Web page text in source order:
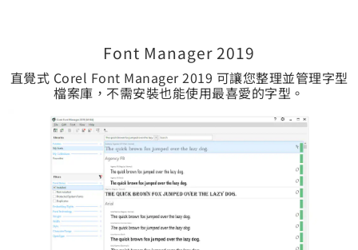
Font Manager 2019
直覺式 Corel Font Manager 2019 可讓您整理並管理字型
檔案庫，不需安裝也能使用最喜愛的字型。